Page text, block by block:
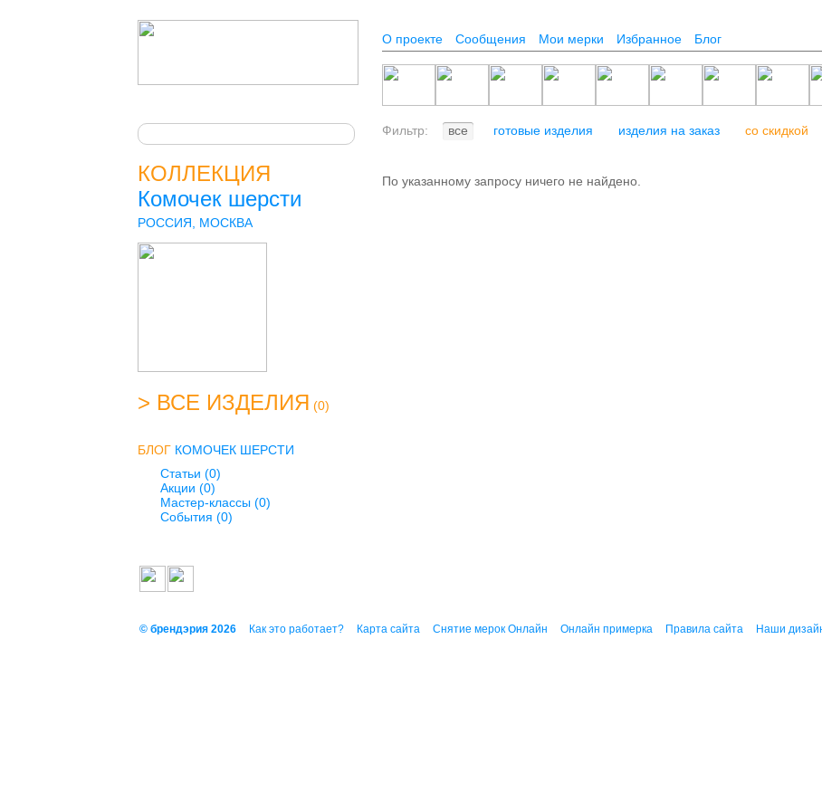
О проекте Сообщения Мои мерки Избранное Блог
КОЛЛЕКЦИЯ
Комочек шерсти
РОССИЯ, МОСКВА
> ВСЕ ИЗДЕЛИЯ (0)
БЛОГ КОМОЧЕК ШЕРСТИ
Статьи (0)
Акции (0)
Мастер-классы (0)
События (0)
Фильтр: все готовые изделия изделия на заказ со скидкой
По указанному запросу ничего не найдено.
© брендэрия 2026 Как это работает? Карта сайта Снятие мерок Онлайн Онлайн примерка Правила сайта Наши